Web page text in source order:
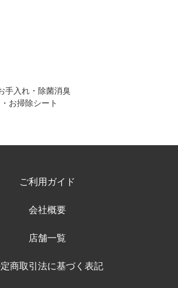
手入れ・除菌消臭
お掃除シート
ご利用ガイド
会社概要
店舗一覧
商取引法に基づく表記